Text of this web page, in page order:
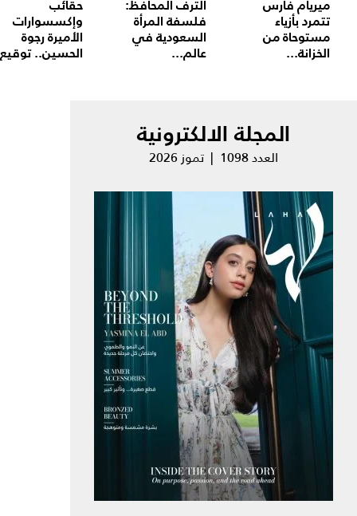
ميريام فارس
تتمرد بأزياء
مستوحاة من
الخزانة...
الترف المحافظ:
فلسفة المرأة
السعودية في
عالم...
حقائب
وإكسسوارات
الأميرة رجوة
الحسين..
المجلة الالكترونية
العدد 1098 | تموز 2026